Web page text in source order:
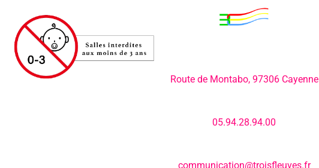
Route de Montabo, 97306 Cayenne
05.94.28.94.00
communication@troisfleuves.fr